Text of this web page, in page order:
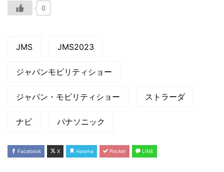
0
JMS JMS2023
ジャパンモビリティショー
ジャパン・モビリティショー ストラーダ
ナビ パナソニック
Facebook X Hatena Pocket LINE